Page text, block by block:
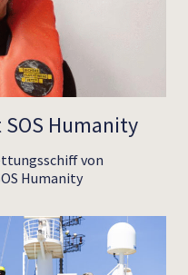
Humanity
von
Humanity